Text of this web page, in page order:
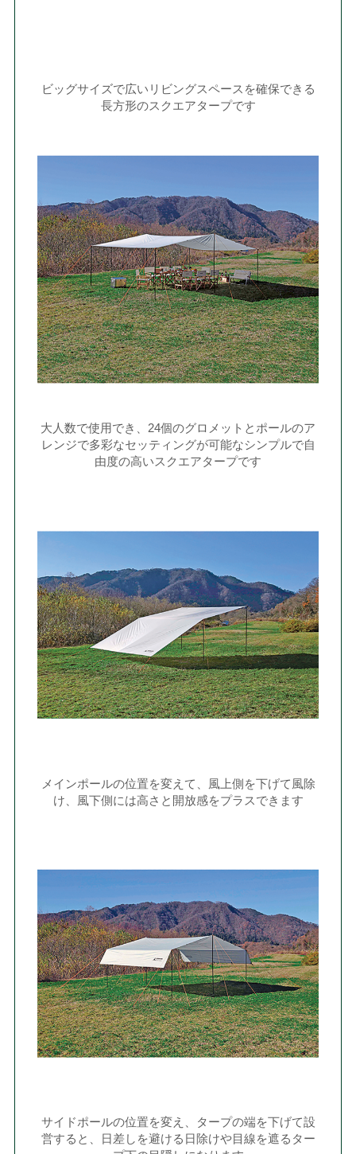
ビッグサイズで広いリビングスペースを確保できる
長方形のスクエアタープです
大人数で使用でき、24個のグロメットとポールのア
レンジで多彩なセッティングが可能なシンプルで自
由度の高いスクエアタープです
メインポールの位置を変えて、風上側を下げて風除
け、風下側には高さと開放感をプラスできます
サイドポールの位置を変え、タープの端を下げて設
営すると、日差しを避ける日除けや目線を遮るター